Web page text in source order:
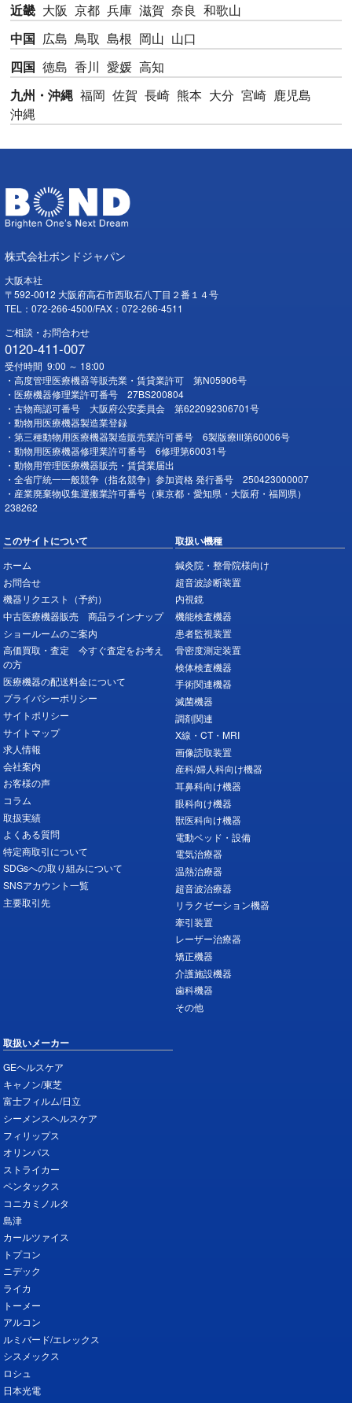
近畿 大阪 京都 兵庫 滋賀 奈良 和歌山
中国 広島 鳥取 島根 岡山 山口
四国 徳島 香川 愛媛 高知
九州・沖縄 福岡 佐賀 長崎 熊本 大分 宮崎 鹿児島
沖縄
株式会社ボンドジャパン
大阪本社
〒592-0012 大阪府高石市西取石八丁目２番１４号
TEL：072-266-4500/FAX：072-266-4511
ご相談・お問合わせ
0120-411-007
受付時間 9:00 ～ 18:00
・高度管理医療機器等販売業・賃貸業許可 第N05906号
・医療機器修理業許可番号 27BS200804
・古物商認可番号 大阪府公安委員会 第622092306701号
・動物用医療機器製造業登録
・第三種動物用医療機器製造販売業許可番号 6製版療Ⅲ第60006号
・動物用医療機器修理業許可番号 6修理第60031号
・動物用管理医療機器販売・賃貸業届出
・全省庁統一一般競争（指名競争）参加資格 発行番号 250423000007
・産業廃棄物収集運搬業許可番号（東京都・愛知県・大阪府・福岡県）
238262
このサイトについて
ホーム
お問合せ
機器リクエスト（予約）
中古医療機器販売 商品ラインナップ
ショールームのご案内
高価買取・査定 今すぐ査定をお考え
の方
医療機器の配送料金について
プライバシーポリシー
サイトポリシー
サイトマップ
求人情報
会社案内
お客様の声
コラム
取扱実績
よくある質問
特定商取引について
SDGsへの取り組みについて
SNSアカウント一覧
主要取引先
取扱い機種
鍼灸院・整骨院様向け
超音波診断装置
内視鏡
機能検査機器
患者監視装置
骨密度測定装置
検体検査機器
手術関連機器
滅菌機器
調剤関連
X線・CT・MRI
画像読取装置
産科/婦人科向け機器
耳鼻科向け機器
眼科向け機器
獣医科向け機器
電動ベッド・設備
電気治療器
温熱治療器
超音波治療器
リラクゼーション機器
牽引装置
レーザー治療器
矯正機器
介護施設機器
歯科機器
その他
取扱いメーカー
GEヘルスケア
キャノン/東芝
富士フィルム/日立
シーメンスヘルスケア
フィリップス
オリンパス
ストライカー
ペンタックス
コニカミノルタ
島津
カールツァイス
トプコン
ニデック
ライカ
トーメー
アルコン
ルミバード/エレックス
シスメックス
ロシュ
日本光電